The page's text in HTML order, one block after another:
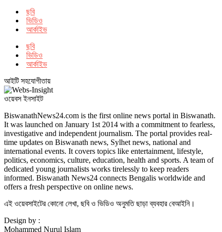
ছবি
ভিডিও
আর্কাইভ
ছবি
ভিডিও
আর্কাইভ
আইটি সহযোগীতায়
ওয়েবস ইনসাইট
BiswanathNews24.com is the first online news portal in Biswanath.
It was launched on January 1st 2014 with a commitment to fearless,
investigative and independent journalism. The portal provides real-
time updates on Biswanath news, Sylhet news, national and
international events. It covers topics like entertainment, lifestyle,
politics, economics, culture, education, health and sports. A team of
dedicated young journalists works tirelessly to keep readers
informed. Biswanath News24 connects Bengalis worldwide and
offers a fresh perspective on online news.
এই ওয়েবসাইটের কোনো লেখা, ছবি ও ভিডিও অনুমতি ছাড়া ব্যবহার বেআইনি।
Design by :
Mohammed Nurul Islam